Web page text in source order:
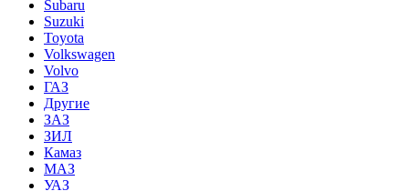
Subaru
Suzuki
Toyota
Volkswagen
Volvo
ГАЗ
Другие
ЗАЗ
ЗИЛ
Камаз
МАЗ
УАЗ